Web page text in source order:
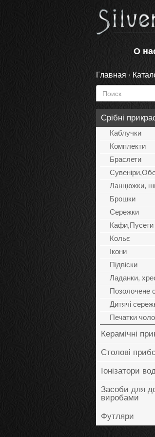
О
Главная ›
Срібні
Каблучки
Комплекти
Браслети
Ланцюжки,
Брошки
Сережки
Кафи,Пусети
Кольє
Ікони
Підвіски
Ладанки,
Позолочене
Дитячі
Печатки
Керамічні
Столові
Іонізатори
Засоби для
виробами
Футляри